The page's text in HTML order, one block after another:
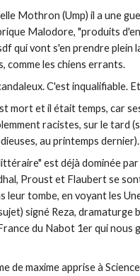
Mothron (Ump) il a une
Malodore, "produits
qui vont s'en prendre plein
comme les chiens errants.
C'est inqualifiable.
mort et il était temps, car
racistes, sur le tard
au printemps dernier).
est déjà dominée par
Proust et Flaubert se
leur tombe, en voyant les
signé Reza, dramaturge
du Nabot 1er qui nous
de maxime apprise à